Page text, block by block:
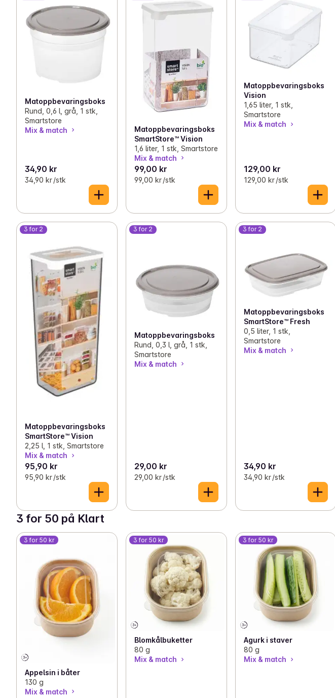
Matoppbevaringsboks
Rund, 0,6 l, grå, 1 stk,
Smartstore
Mix & match
34,90 kr
34,90 kr /stk
Matoppbevaringsboks
SmartStore™ Vision
1,6 liter, 1 stk, Smartstore
Mix & match
99,00 kr
99,00 kr /stk
Matoppbevaringsboks
Vision
1,65 liter, 1 stk,
Smartstore
Mix & match
129,00 kr
129,00 kr /stk
3 for 2
Matoppbevaringsboks
SmartStore™ Vision
2,25 l, 1 stk, Smartstore
Mix & match
95,90 kr
95,90 kr /stk
3 for 2
Matoppbevaringsboks
Rund, 0,3 l, grå, 1 stk,
Smartstore
Mix & match
29,00 kr
29,00 kr /stk
3 for 2
Matoppbevaringsboks
SmartStore™ Fresh
0,5 liter, 1 stk,
Smartstore
Mix & match
34,90 kr
34,90 kr /stk
3 for 50 på Klart
3 for 50 kr
Appelsin i båter
130 g
Mix & match
3 for 50 kr
Blomkålbuketter
80 g
Mix & match
3 for 50 kr
Agurk i staver
80 g
Mix & match